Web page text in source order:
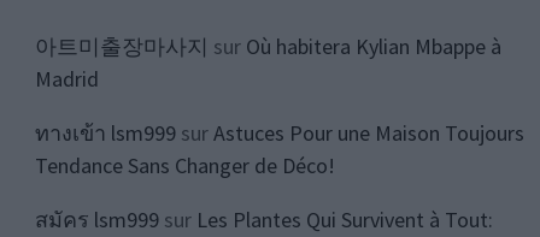
아트미출장마사지 sur Où habitera Kylian Mbappe à
Madrid
ทางเข้า lsm999surAstuces Pour une Maison Toujours
Tendance Sans Changer de Déco!
สมัคร lsm999sur Les Plantes Qui Survivent à Tout: